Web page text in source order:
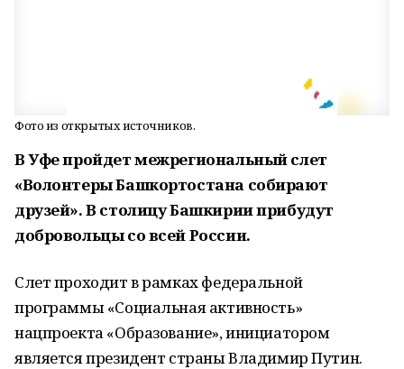
Фото из открытых источников.
В Уфе пройдет межрегиональный слет
«Волонтеры Башкортостана собирают
друзей». В столицу Башкирии прибудут
добровольцы со всей России.
Слет проходит в рамках федеральной
программы «Социальная активность»
нацпроекта «Образование», инициатором
является президент страны Владимир Путин.